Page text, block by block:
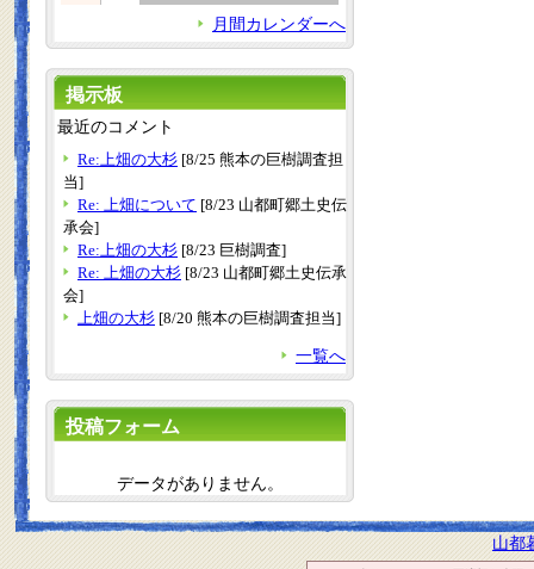
月間カレンダーへ
掲示板
最近のコメント
Re:上畑の大杉 [8/25 熊本の巨樹調査担
当]
Re: 上畑について [8/23 山都町郷土史伝
承会]
Re:上畑の大杉 [8/23 巨樹調査]
Re: 上畑の大杉 [8/23 山都町郷土史伝承
会]
上畑の大杉 [8/20 熊本の巨樹調査担当]
一覧へ
投稿フォーム
データがありません。
山都